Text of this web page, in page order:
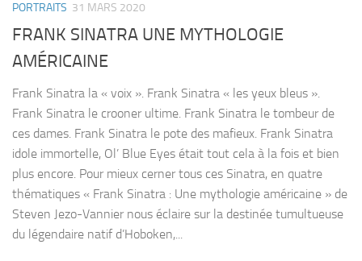
PORTRAITS 31 MARS 2020
FRANK SINATRA UNE MYTHOLOGIE
AMÉRICAINE
Frank Sinatra la « voix ». Frank Sinatra « les yeux bleus ».
Frank Sinatra le crooner ultime. Frank Sinatra le tombeur de
ces dames. Frank Sinatra le pote des mafieux. Frank Sinatra
idole immortelle, Ol’ Blue Eyes était tout cela à la fois et bien
plus encore. Pour mieux cerner tous ces Sinatra, en quatre
thématiques « Frank Sinatra : Une mythologie américaine » de
Steven Jezo-Vannier nous éclaire sur la destinée tumultueuse
du légendaire natif d’Hoboken,...